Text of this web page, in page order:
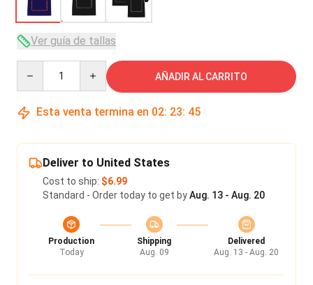
Ver guía de tallas
AÑADIR AL CARRITO
Esta venta termina en 02: 23: 45
Deliver to United States
Cost to ship: $6.99
Standard - Order today to get byAug. 13 - Aug. 20
Production
Today
Shipping
Aug. 09
Delivered
Aug. 13 - Aug. 20